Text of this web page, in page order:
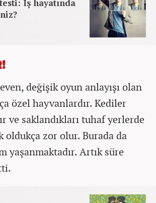
İş hayatında
değişik oyun anlayışı olan
özel hayvanlardır. Kediler
ve saklandıkları tuhaf yerlerde
oldukça zor olur. Burada da
yaşanmaktadır. Artık süre